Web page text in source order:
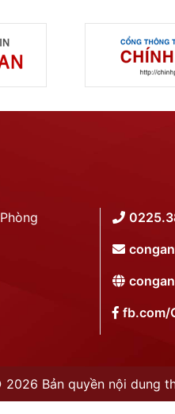
fb.com/
2026 Bản quyền nội dung